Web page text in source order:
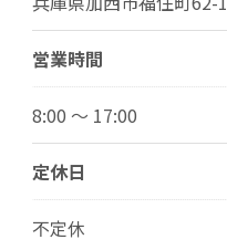
営業時間
8:00 〜 17:00
定休日
不定休